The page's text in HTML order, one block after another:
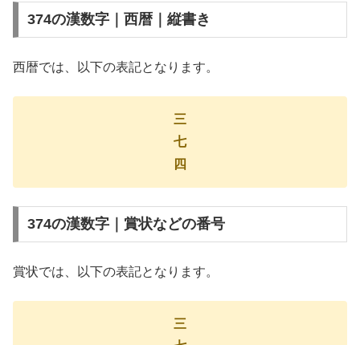
374の漢数字｜西暦｜縦書き
西暦では、以下の表記となります。
三
七
四
374の漢数字｜賞状などの番号
賞状では、以下の表記となります。
三